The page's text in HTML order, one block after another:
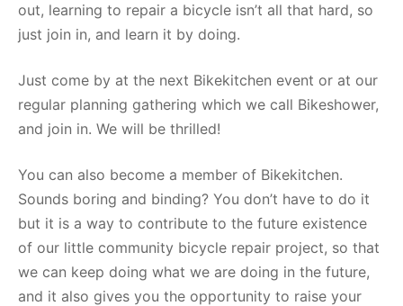
out, learning to repair a bicycle isn’t all that hard, so
just join in, and learn it by doing.
Just come by at the next Bikekitchen event or at our
regular planning gathering which we call Bikeshower,
and join in. We will be thrilled!
You can also become a member of Bikekitchen.
Sounds boring and binding? You don’t have to do it
but it is a way to contribute to the future existence
of our little community bicycle repair project, so that
we can keep doing what we are doing in the future,
and it also gives you the opportunity to raise your